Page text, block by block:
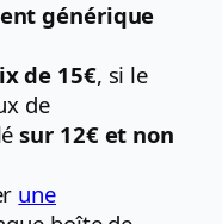
générique
de 15€, si le
de
sur 12€ et non
une